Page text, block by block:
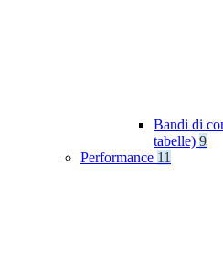
Bandi di
tabelle) 9
Performance 11